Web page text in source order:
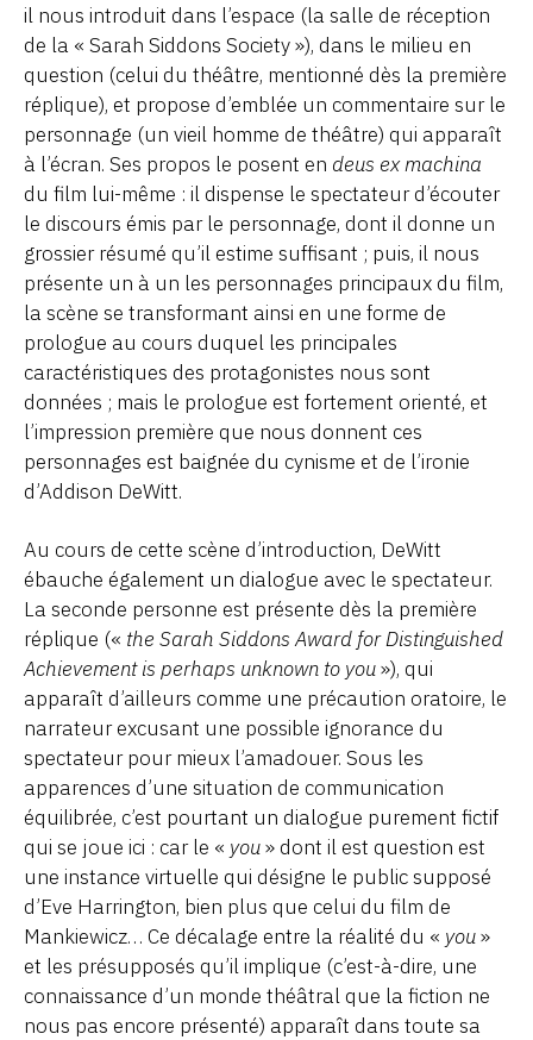
il nous introduit dans l’espace (la salle de réception
de la « Sarah Siddons Society »), dans le milieu en
question (celui du théâtre, mentionné dès la première
réplique), et propose d’emblée un commentaire sur le
personnage (un vieil homme de théâtre) qui apparaît
à l’écran. Ses propos le posent en deus ex machina
du film lui-même : il dispense le spectateur d’écouter
le discours émis par le personnage, dont il donne un
grossier résumé qu’il estime suffisant ; puis, il nous
présente un à un les personnages principaux du film,
la scène se transformant ainsi en une forme de
prologue au cours duquel les principales
caractéristiques des protagonistes nous sont
données ; mais le prologue est fortement orienté, et
l’impression première que nous donnent ces
personnages est baignée du cynisme et de l’ironie
d’Addison DeWitt.
Au cours de cette scène d’introduction, DeWitt
ébauche également un dialogue avec le spectateur.
La seconde personne est présente dès la première
réplique (« the Sarah Siddons Award for Distinguished
Achievement is perhaps unknown to you»), qui
apparaît d’ailleurs comme une précaution oratoire, le
narrateur excusant une possible ignorance du
spectateur pour mieux l’amadouer. Sous les
apparences d’une situation de communication
équilibrée, c’est pourtant un dialogue purement fictif
qui se joue ici : car le « you» dont il est question est
une instance virtuelle qui désigne le public supposé
d’Eve Harrington, bien plus que celui du film de
Mankiewicz… Ce décalage entre la réalité du « you»
et les présupposés qu’il implique (c’est-à-dire, une
connaissance d’un monde théâtral que la fiction ne
nous pas encore présenté) apparaît dans toute sa